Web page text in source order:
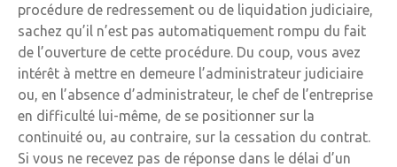
procédure de redressement ou de liquidation judiciaire,
sachez qu’il n’est pas automatiquement rompu du fait
de l’ouverture de cette procédure. Du coup, vous avez
intérêt à mettre en demeure l’administrateur judiciaire
ou, en l’absence d’administrateur, le chef de l’entreprise
en difficulté lui-même, de se positionner sur la
continuité ou, au contraire, sur la cessation du contrat.
Si vous ne recevez pas de réponse dans le délai d’un